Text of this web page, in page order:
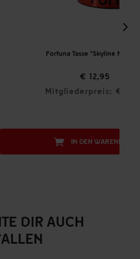
"Skyline Metallic"
€ 11,66
DIR AUCH